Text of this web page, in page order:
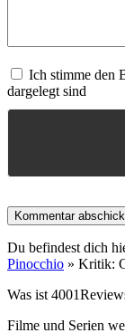
Ich stimme den
dargelegt sind
Du befindest dich
Pinocchio » Kritik:
Was ist
Filme und Serien